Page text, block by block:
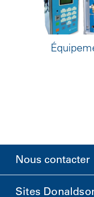
Nous contacter
Sites